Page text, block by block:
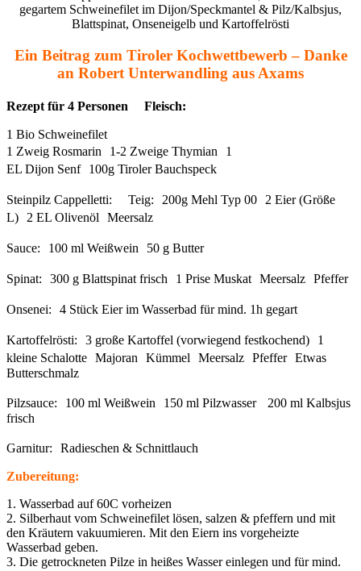
gegartem Schweinefilet im Dijon/Speckmantel & Pilz/Kalbsjus,
Blattspinat, Onseneigelb und Kartoffelrösti
Ein Beitrag zum Tiroler Kochwettbewerb – Danke
an Robert Unterwandling aus Axams
Rezept für 4 Personen Fleisch:
1 Bio Schweinefilet
1 Zweig Rosmarin 1-2 Zweige Thymian 1
EL Dijon Senf 100g Tiroler Bauchspeck
Steinpilz Cappelletti: Teig: 200g Mehl Typ 00 2 Eier (Größe
L) 2 EL Olivenöl Meersalz
Sauce: 100 ml Weißwein 50 g Butter
Spinat: 300 g Blattspinat frisch 1 Prise Muskat Meersalz Pfeffer
Onsenei: 4 Stück Eier im Wasserbad für mind. 1h gegart
Kartoffelrösti: 3 große Kartoffel (vorwiegend festkochend) 1
kleine Schalotte Majoran Kümmel Meersalz Pfeffer Etwas
Butterschmalz
Pilzsauce: 100 ml Weißwein 150 ml Pilzwasser 200 ml Kalbsjus
frisch
Garnitur: Radieschen & Schnittlauch
Zubereitung:
1. Wasserbad auf 60C vorheizen
2. Silberhaut vom Schweinefilet lösen, salzen & pfeffern und mit
den Kräutern vakuumieren. Mit den Eiern ins vorgeheizte
Wasserbad geben.
3. Die getrockneten Pilze in heißes Wasser einlegen und für mind.